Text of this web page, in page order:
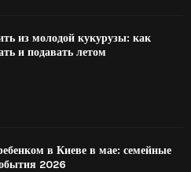
из молодой кукурузы: как
и подавать летом
в Киеве в мае: семейные
2026